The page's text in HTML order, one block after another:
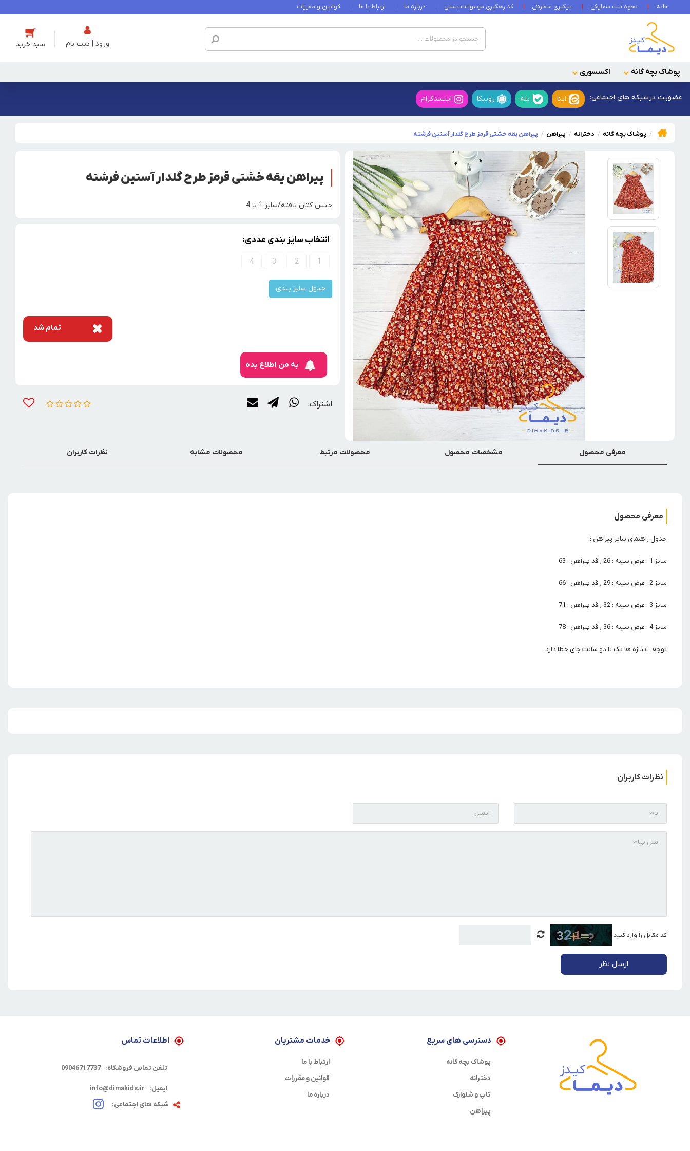
خانه نحوه ثبت سفارش پیگیری سفارش کد رهگیری مرسولات پستی درباره ما ارتباط با ما قوانین و مقررات
ورود | ثبت نام
پوشاک بچه گانه اکسسوری
عضویت درشبکه های اجتماعی: ایتا بله روبیکا اینستاگرام
پوشاک بچه گانه دخترانه پیراهن پیراهن یقه خشتی قرمز طرح گلدار آستین فرشته
پیراهن یقه خشتی قرمز طرح گلدار آستین فرشته
جنس کتان تافته/سایز 1 تا 4
انتخاب سایز بندی عددی:
1
2
3
4
جدول سایز بندی
تمام شد
به من اطلاع بده
اشتراک:
معرفی محصول مشخصات محصول محصولات مرتبط محصولات مشابه نظرات کاربران
معرفی محصول
جدول راهنمای سایز پیراهن :
سایز 1 : عرض سینه : 26 , قد پیراهن : 63
سایز 2 : عرض سینه : 29 , قد پیراهن : 66
سایز 3 : عرض سینه : 32 , قد پیراهن : 71
سایز 4 : عرض سینه : 36 , قد پیراهن : 78
توجه : اندازه ها یک تا دو سانت جای خطا دارد.
نظرات کاربران
کد مقابل را وارد کنید
ارسال نظر
دسترسی های سریع
پوشاک بچه گانه
دخترانه
تاپ و شلوارک
پیراهن
خدمات مشتریان
ارتباط با ما
قوانین و مقررات
درباره ما
اطلاعات تماس
تلفن تماس فروشگاه: 09046717737
ایمیل:
info@dimakids.ir
شبکه های اجتماعی: